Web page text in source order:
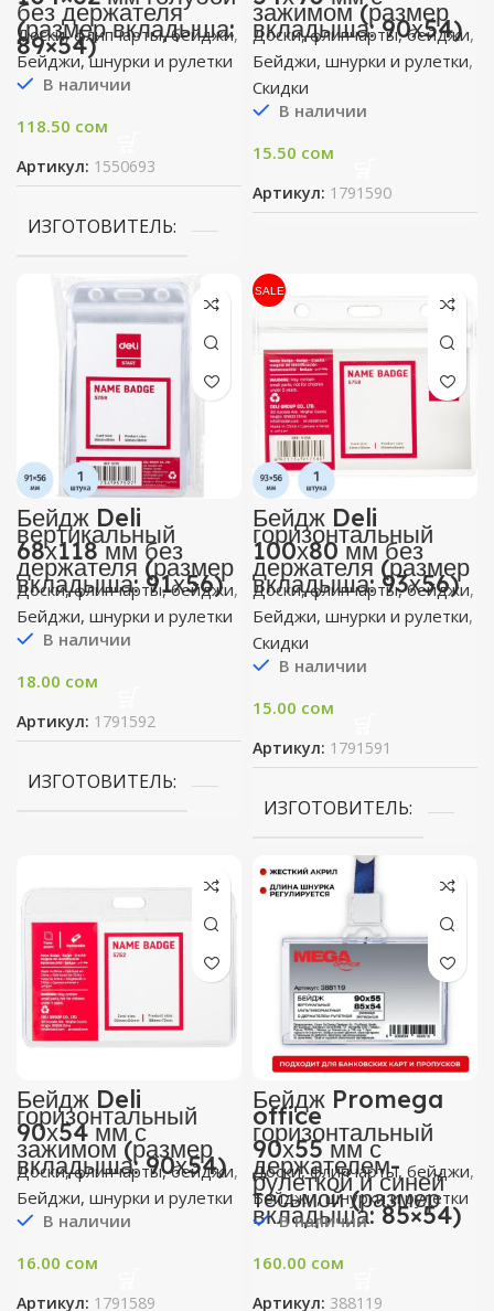
без держателя
(размер вкладыша:
89×54)
Доски, флипчарты, бейджи,
Бейджи, шнурки и рулетки
В наличии
118.50 сом
Артикул: 1550693
ИЗГОТОВИТЕЛЬ
зажимом (размер
вкладыша: 90х54)
Доски, флипчарты, бейджи,
Бейджи, шнурки и рулетки,
Скидки
В наличии
15.50 сом
Артикул: 1791590
Бейдж Deli
вертикальный
68х118 мм без
держателя (размер
вкладыша: 91х56)
Доски, флипчарты, бейджи,
Бейджи, шнурки и рулетки
В наличии
18.00 сом
Артикул: 1791592
ИЗГОТОВИТЕЛЬ
SALE
Бейдж Deli
горизонтальный
100х80 мм без
держателя (размер
вкладыша: 93х56)
Доски, флипчарты, бейджи,
Бейджи, шнурки и рулетки,
Скидки
В наличии
15.00 сом
Артикул: 1791591
ИЗГОТОВИТЕЛЬ
Бейдж Deli
горизонтальный
90х54 мм с
зажимом (размер
вкладыша: 90х54)
Доски, флипчарты, бейджи,
Бейджи, шнурки и рулетки
В наличии
16.00 сом
Артикул: 1791589
Бейдж Promega
office
горизонтальный
90х55 мм с
держателем-
рулеткой и синей
тесьмой (размер
вкладыша: 85×54)
Доски, флипчарты, бейджи,
Бейджи, шнурки и рулетки
В наличии
160.00 сом
Артикул: 388119